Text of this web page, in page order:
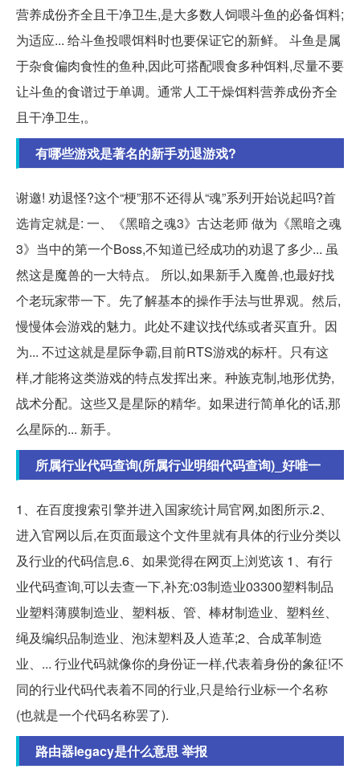
营养成份齐全且干净卫生,是大多数人饲喂斗鱼的必备饵料;
为适应... 给斗鱼投喂饵料时也要保证它的新鲜。 斗鱼是属
于杂食偏肉食性的鱼种,因此可搭配喂食多种饵料,尽量不要
让斗鱼的食谱过于单调。通常人工干燥饵料营养成份齐全
且干净卫生,。
有哪些游戏是著名的新手劝退游戏?
谢邀! 劝退怪?这个“梗”那不还得从“魂”系列开始说起吗?首
选肯定就是: 一、《黑暗之魂3》古达老师 做为《黑暗之魂
3》当中的第一个Boss,不知道已经成功的劝退了多少... 虽
然这是魔兽的一大特点。 所以,如果新手入魔兽,也最好找
个老玩家带一下。先了解基本的操作手法与世界观。然后,
慢慢体会游戏的魅力。此处不建议找代练或者买直升。因
为... 不过这就是星际争霸,目前RTS游戏的标杆。只有这
样,才能将这类游戏的特点发挥出来。种族克制,地形优势,
战术分配。这些又是星际的精华。如果进行简单化的话,那
么星际的... 新手。
所属行业代码查询(所属行业明细代码查询)_好唯一
1、在百度搜索引擎并进入国家统计局官网,如图所示.2、
进入官网以后,在页面最这个文件里就有具体的行业分类以
及行业的代码信息.6、如果觉得在网页上浏览该 1、有行
业代码查询,可以去查一下,补充:03制造业03300塑料制品
业塑料薄膜制造业、塑料板、管、棒材制造业、塑料丝、
绳及编织品制造业、泡沫塑料及人造革;2、合成革制造
业、... 行业代码就像你的身份证一样,代表着身份的象征!不
同的行业代码代表着不同的行业,只是给行业标一个名称
(也就是一个代码名称罢了).
路由器legacy是什么意思 举报